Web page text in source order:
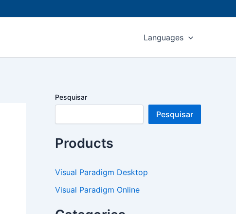
Languages
Pesquisar
Pesquisar
Products
Visual Paradigm Desktop
Visual Paradigm Online